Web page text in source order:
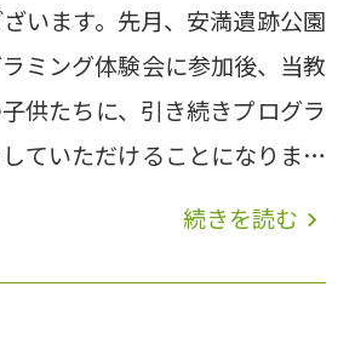
います。先月、安満遺跡公園
ミング体験会に参加後、当教
供たちに、引き続きプログラ
ていただけることになりまし
着けていただきたいと考えて
続きを読む navigate_next